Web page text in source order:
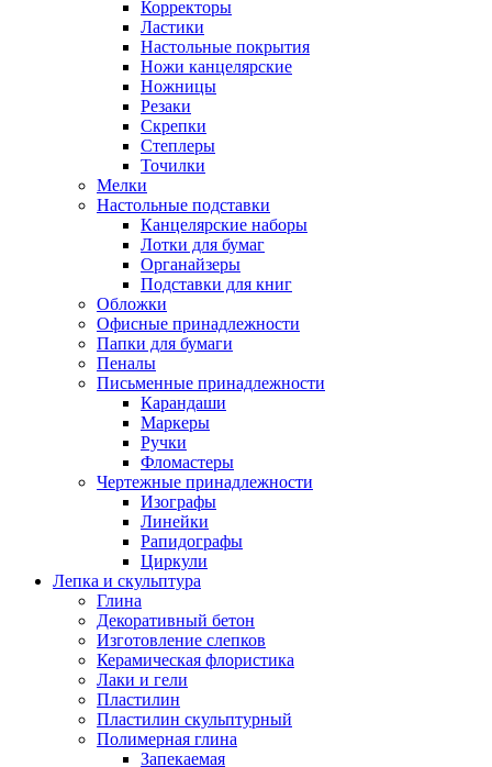
Корректоры
Ластики
Настольные покрытия
Ножи канцелярские
Ножницы
Резаки
Скрепки
Степлеры
Точилки
Мелки
Настольные подставки
Канцелярские наборы
Лотки для бумаг
Органайзеры
Подставки для книг
Обложки
Офисные принадлежности
Папки для бумаги
Пеналы
Письменные принадлежности
Карандаши
Маркеры
Ручки
Фломастеры
Чертежные принадлежности
Изографы
Линейки
Рапидографы
Циркули
Лепка и скульптура
Глина
Декоративный бетон
Изготовление слепков
Керамическая флористика
Лаки и гели
Пластилин
Пластилин скульптурный
Полимерная глина
Запекаемая